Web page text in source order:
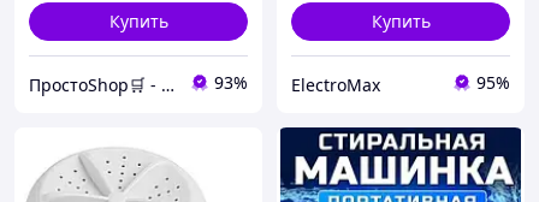
Купить
ПростоShop🛒 - онлайн магазин простых товаров💡 93%
Купить
ElectroMax 95%